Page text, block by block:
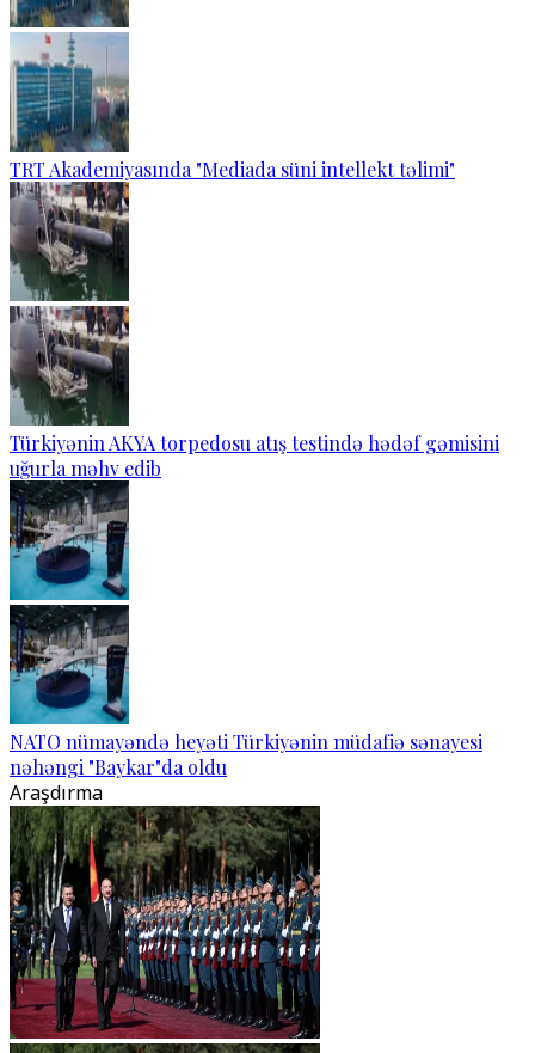
TRT Akademiyasında "Mediada süni intellekt təlimi"
Türkiyənin AKYA torpedosu atış testində hədəf gəmisini
uğurla məhv edib
NATO nümayəndə heyəti Türkiyənin müdafiə sənayesi
nəhəngi "Baykar"da oldu
Araşdırma